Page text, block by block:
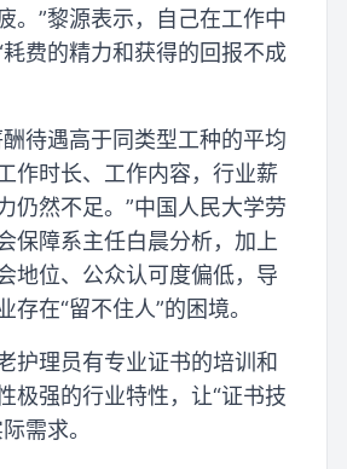
。”黎源表示，自己在工作中
费的精力和获得的回报不成
待遇高于同类型工种的平均
作时长、工作内容，行业薪
仍然不足。”中国人民大学劳
保障系主任白晨分析，加上
地位、公众认可度偏低，导
存在“留不住人”的困境。
护理员有专业证书的培训和
极强的行业特性，让“证书技
需求。